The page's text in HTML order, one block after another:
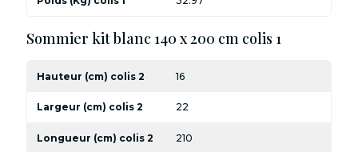
Sommier kit blanc 140 x 200 cm colis 1
Hauteur (cm) colis 2 16
Largeur (cm) colis 2 22
Longueur (cm) colis 2 210